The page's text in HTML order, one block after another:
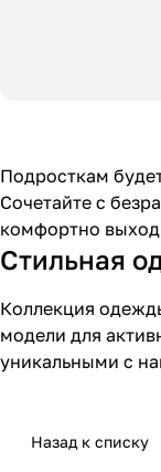
Подросткам
Сочетайте с
комфортно
Стильная
Коллекция
модели для
уникальными с
Назад к списку